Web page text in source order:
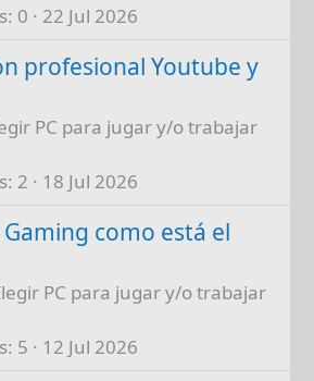
0 22 Jul 2026
profesional Youtube y
PC para jugar y/o trabajar
2 18 Jul 2026
Gaming como está el
PC para jugar y/o trabajar
5 12 Jul 2026